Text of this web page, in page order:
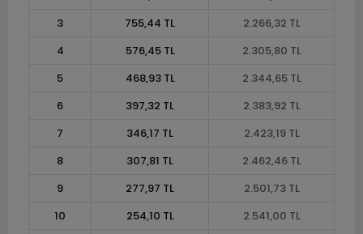
3
755,44 TL
2.266,32 TL
4
576,45 TL
2.305,80 TL
5
468,93 TL
2.344,65 TL
6
397,32 TL
2.383,92 TL
7
346,17 TL
2.423,19 TL
8
307,81 TL
2.462,46 TL
9
277,97 TL
2.501,73 TL
10
254,10 TL
2.541,00 TL